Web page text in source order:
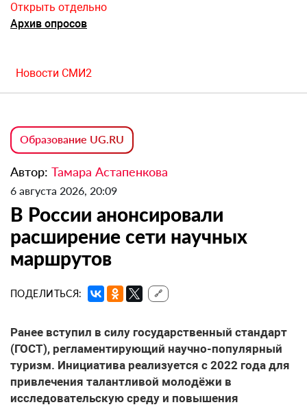
Открыть отдельно
Архив опросов
Новости СМИ2
Образование UG.RU
Автор: Тамара Астапенкова
6 августа 2026, 20:09
В России анонсировали
расширение сети научных
маршрутов
ПОДЕЛИТЬСЯ: 🔗
Ранее вступил в силу государственный стандарт
(ГОСТ), регламентирующий научно-популярный
туризм. Инициатива реализуется с 2022 года для
привлечения талантливой молодёжи в
исследовательскую среду и повышения